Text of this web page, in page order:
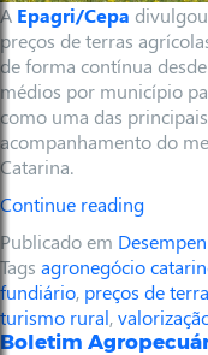
A Epagri/Cepa
preços de terras
de forma contínua
médios por município
como uma das
acompanhamento do
Catarina.
Continue reading
Publicado em
Tags agronegócio
fundiário, preços de
turismo rural,
Boletim